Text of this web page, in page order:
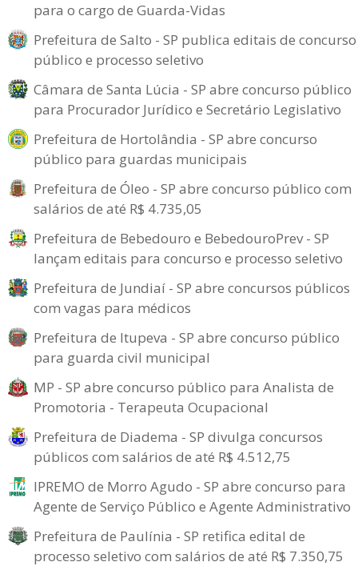
para o cargo de Guarda-Vidas
Prefeitura de Salto - SP publica editais de concurso
público e processo seletivo
Câmara de Santa Lúcia - SP abre concurso público
para Procurador Jurídico e Secretário Legislativo
Prefeitura de Hortolândia - SP abre concurso
público para guardas municipais
Prefeitura de Óleo - SP abre concurso público com
salários de até R$ 4.735,05
Prefeitura de Bebedouro e BebedouroPrev - SP
lançam editais para concurso e processo seletivo
Prefeitura de Jundiaí - SP abre concursos públicos
com vagas para médicos
Prefeitura de Itupeva - SP abre concurso público
para guarda civil municipal
MP - SP abre concurso público para Analista de
Promotoria - Terapeuta Ocupacional
Prefeitura de Diadema - SP divulga concursos
públicos com salários de até R$ 4.512,75
IPREMO de Morro Agudo - SP abre concurso para
Agente de Serviço Público e Agente Administrativo
Prefeitura de Paulínia - SP retifica edital de
processo seletivo com salários de até R$ 7.350,75